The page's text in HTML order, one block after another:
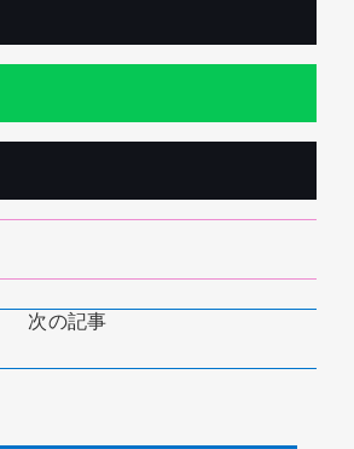
次の記事